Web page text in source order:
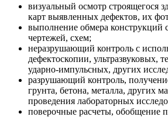
визуальный осмотр строящегося
карт выявленных дефектов, их
выполнение обмера конструкций
чертежей, схем;
неразрушающий контроль с
дефектоскопии, ультразвуковых,
ударно-импульсных, других
разрушающий контроль,
грунта, бетона, металла, других
проведения лабораторных
поверочные расчеты, обобщение